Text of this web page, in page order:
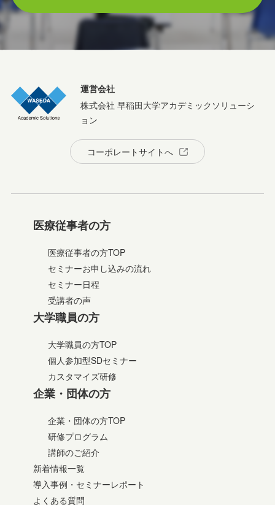
運営会社
株式会社 早稲田大学アカデミックソリューシ
ョン
コーポレートサイトへ
医療従事者の方
医療従事者の方TOP
セミナーお申し込みの流れ
セミナー日程
受講者の声
大学職員の方
大学職員の方TOP
個人参加型SDセミナー
カスタマイズ研修
企業・団体の方
企業・団体の方TOP
研修プログラム
講師のご紹介
新着情報一覧
導入事例・セミナーレポート
よくある質問